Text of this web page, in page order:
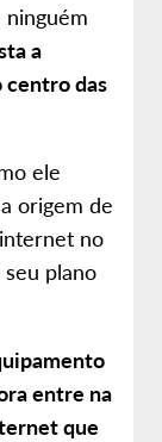
a
centro das
ele
origem de
no
plano
entre na
que